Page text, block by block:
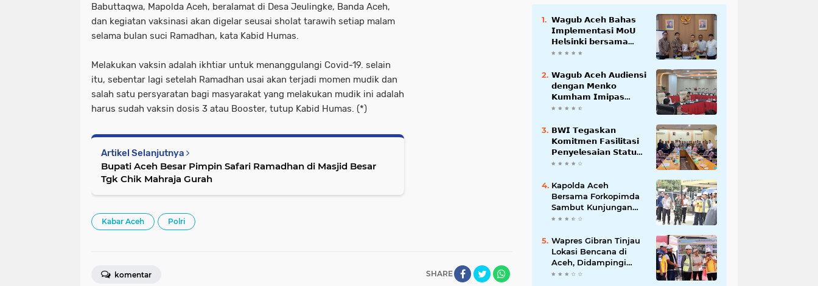
Babuttaqwa, Mapolda Aceh, beralamat di Desa Jeulingke, Banda Aceh,
dan kegiatan vaksinasi akan digelar seusai sholat tarawih setiap malam
selama bulan suci Ramadhan, kata Kabid Humas.
Melakukan vaksin adalah ikhtiar untuk menanggulangi Covid-19. selain
itu, sebentar lagi setelah Ramadhan usai akan terjadi momen mudik dan
salah satu persyaratan bagi masyarakat yang melakukan mudik ini adalah
harus sudah vaksin dosis 3 atau Booster, tutup Kabid Humas. (*)
Artikel Selanjutnya
Bupati Aceh Besar Pimpin Safari Ramadhan di Masjid Besar
Tgk Chik Mahraja Gurah
Kabar Aceh Polri
SHARE
komentar
𝗪𝗮𝗴𝘂𝗯 𝗔𝗰𝗲𝗵 𝗕𝗮𝗵𝗮𝘀
𝗜𝗺𝗽𝗹𝗲𝗺𝗲𝗻𝘁𝗮𝘀𝗶 𝗠𝗼𝗨
𝗛𝗲𝗹𝘀𝗶𝗻𝗸𝗶 𝗯𝗲𝗿𝘀𝗮𝗺𝗮
𝗦𝗲𝗸𝗿𝗲𝘁𝗮𝗿𝗶𝗮𝘁 𝗡𝗲𝗴𝗮𝗿𝗮
𝗪𝗮𝗴𝘂𝗯 𝗔𝗰𝗲𝗵 𝗔𝘂𝗱𝗶𝗲𝗻𝘀𝗶
𝗱𝗲𝗻𝗴𝗮𝗻 𝗠𝗲𝗻𝗸𝗼
𝗞𝘂𝗺𝗵𝗮𝗺 𝗜𝗺𝗶𝗽𝗮𝘀
𝗧𝗲𝗿𝗸𝗮𝗶𝘁 𝗦𝘁𝗮𝘁𝘂𝘀 𝗪𝗮𝗸𝗮𝗳
𝗕𝗪𝗜 𝗧𝗲𝗴𝗮𝘀𝗸𝗮𝗻
𝗞𝗼𝗺𝗶𝘁𝗺𝗲𝗻 𝗙𝗮𝘀𝗶𝗹𝗶𝘁𝗮𝘀𝗶
𝗣𝗲𝗻𝘆𝗲𝗹𝗲𝘀𝗮𝗶𝗮𝗻 𝗦𝘁𝗮𝘁𝘂𝘀
𝗪𝗮𝗸𝗮𝗳 𝗕𝗹𝗮𝗻𝗴 𝗣𝗮𝗱𝗮𝗻𝗴
Kapolda Aceh
Bersama Forkopimda
Sambut Kunjungan
Kerja Wakil Presiden
Bireuen
Wapres Gibran Tinjau
Lokasi Bencana di
Aceh, Didampingi
Wagub Dek Fadh